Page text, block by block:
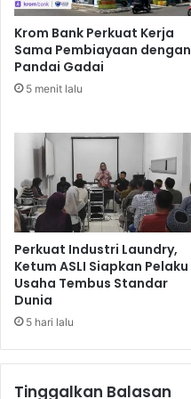
a
n
g
M
e
o
a
k
A
w
a
l
M
a
2
n
a
P
s
k
a
n
H
a
r
g
a
g
Krom Bank Perkuat Kerja
Sama Pembiayaan dengan
Pandai Gadai
5 menit lalu
Perkuat Industri Laundry,
Ketum ASLI Siapkan Pelaku
Usaha Tembus Standar
Dunia
5 hari lalu
Tinggalkan Balasan